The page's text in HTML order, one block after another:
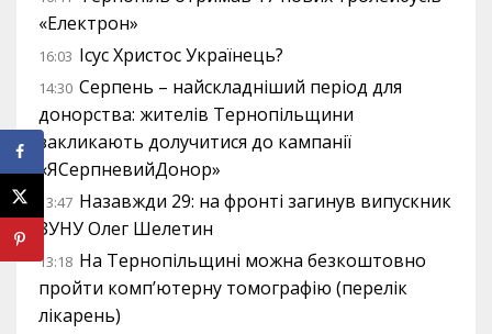
«Електрон»
16:03 Ісус Христос Українець?
14:30 Серпень – найскладніший період для
донорства: жителів Тернопільщини
закликають долучитися до кампанії
«ЯСерпневийДонор»
13:47 Назавжди 29: на фронті загинув випускник
ЗУНУ Олег Шелетин
13:18 На Тернопільщині можна безкоштовно
пройти комп’ютерну томографію (перелік
лікарень)